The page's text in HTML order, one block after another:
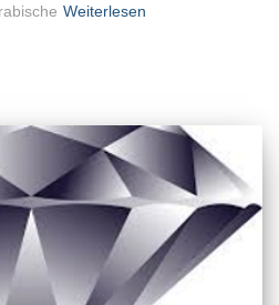
Weiterlesen